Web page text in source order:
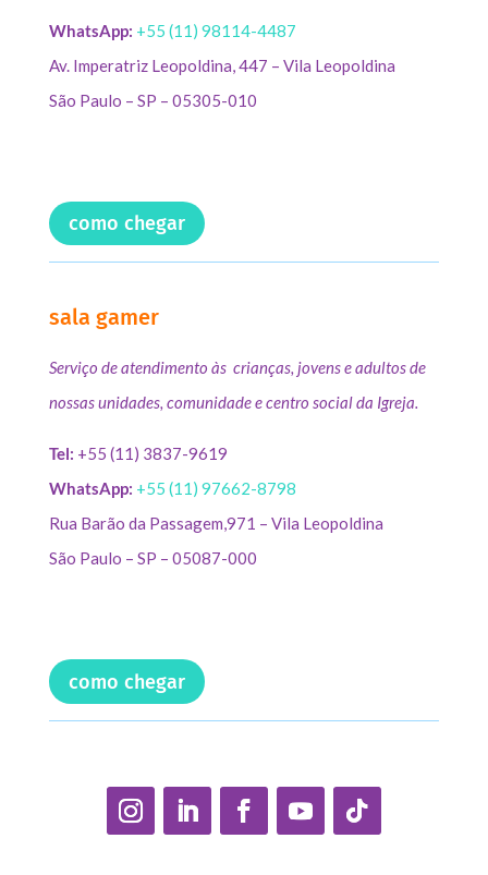
WhatsApp: +55 (11) 98114-4487
Av. Imperatriz Leopoldina, 447 – Vila Leopoldina
São Paulo – SP – 05305-010
como chegar
sala gamer
Serviço de atendimento às crianças, jovens e adultos de
nossas unidades, comunidade e centro social da Igreja.
Tel: +55 (11) 3837-9619
WhatsApp: +55 (11) 97662-8798
Rua Barão da Passagem,971 – Vila Leopoldina
São Paulo – SP – 05087-000
como chegar